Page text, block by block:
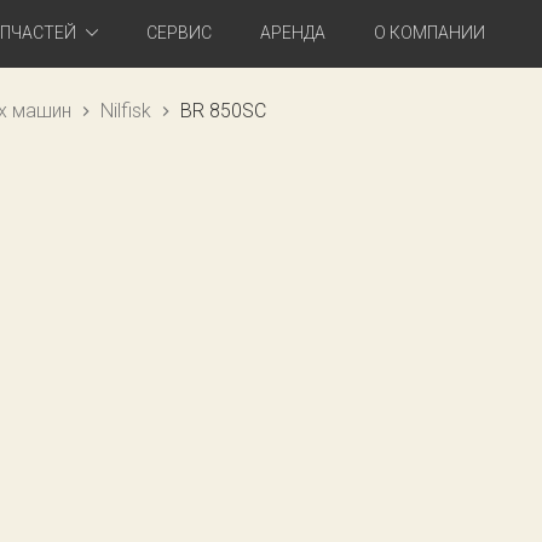
СЕРВИС АРЕНДА О КОМПАНИИ
машин Nilfisk BR 850SC